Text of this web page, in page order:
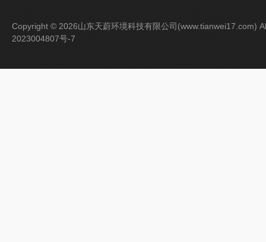
Copyright © 2026山东天蔚环境科技有限公司(www.tianwei17.com)
2023004807号-7